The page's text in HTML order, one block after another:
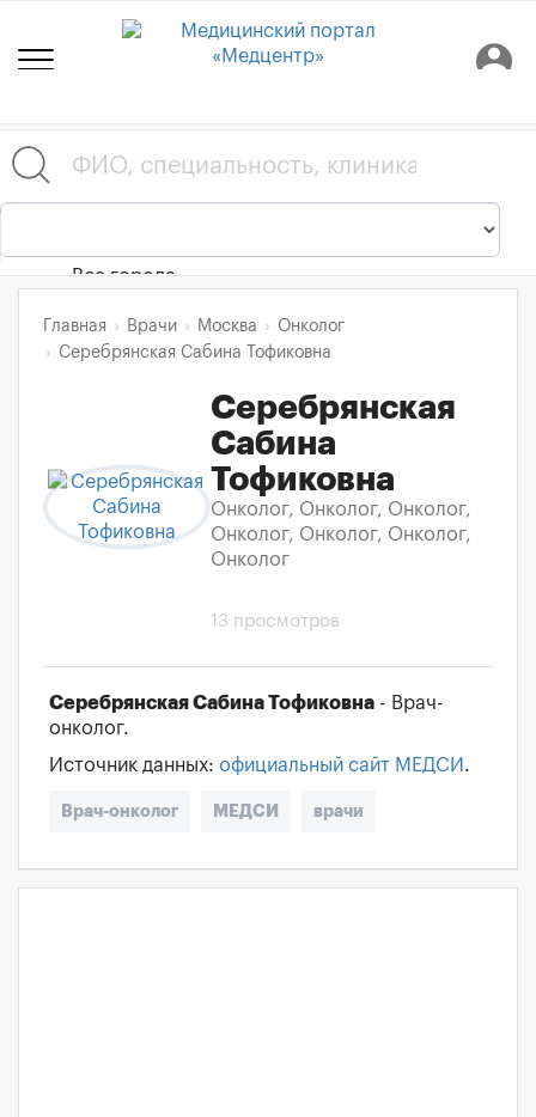
person_pin
Все города
Главная Врачи Москва
Онколог
Серебрянская Сабина Тофиковна
Серебрянская
Сабина
Тофиковна
Онколог, Онколог, Онколог,
Онколог, Онколог, Онколог,
Онколог
13 просмотров
Серебрянская Сабина Тофиковна - Врач-
онколог.
Источник данных: официальный сайт МЕДСИ .
Врач-онколог МЕДСИ врачи